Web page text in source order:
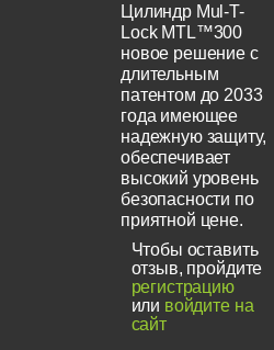
Цилиндр Mul-T-
Lock MTL™300
новое решение с
длительным
патентом до 2033
года имеющее
надежную защиту,
обеспечивает
высокий уровень
безопасности по
приятной цене.
Чтобы оставить
отзыв, пройдите
регистрацию
или войдите на
сайт